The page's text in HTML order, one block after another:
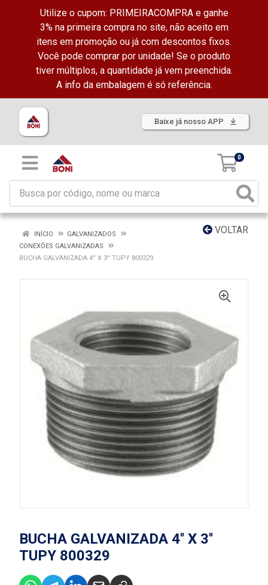
Utilize o cupom: PRIMEIRACOMPRA e ganhe
3% na primeira compra no site, não aceito em
itens em promoção ou já com descontos fixos.
Você pode comprar por unidade! Se o produto
tiver múltiplos, a quantidade já vem preenchida.
A info da embalagem é só referência.
Baixe já nosso APP
0
VOLTAR
INÍCIO
GALVANIZADOS
CONEXÕES GALVANIZADAS
BUCHA GALVANIZADA 4'' X 3'' TUPY 800329
BUCHA GALVANIZADA 4'' X 3''
TUPY 800329